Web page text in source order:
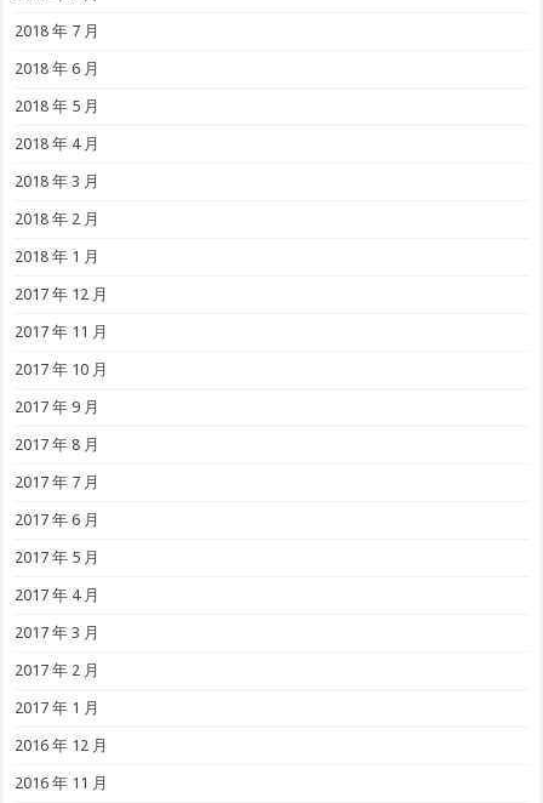
2018 年 7 月
2018 年 6 月
2018 年 5 月
2018 年 4 月
2018 年 3 月
2018 年 2 月
2018 年 1 月
2017 年 12 月
2017 年 11 月
2017 年 10 月
2017 年 9 月
2017 年 8 月
2017 年 7 月
2017 年 6 月
2017 年 5 月
2017 年 4 月
2017 年 3 月
2017 年 2 月
2017 年 1 月
2016 年 12 月
2016 年 11 月